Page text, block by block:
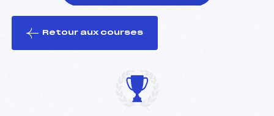
le ski
Retour aux courses